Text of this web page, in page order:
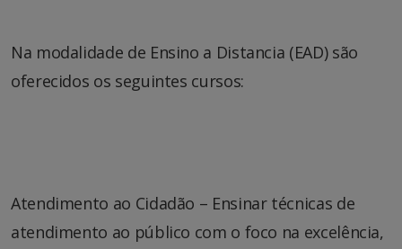
Na modalidade de Ensino a Distancia (EAD) são
oferecidos os seguintes cursos:
Atendimento ao Cidadão – Ensinar técnicas de
atendimento ao público com o foco na excelência,